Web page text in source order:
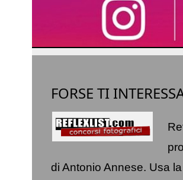
FORSE TI
di Antonio Annese. Usa